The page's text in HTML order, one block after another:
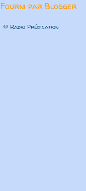
Fourni par Blogger
© Radio Prédication